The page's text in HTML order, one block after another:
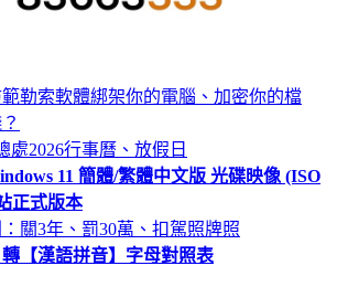
勒索軟體綁架你的電腦、加密你的檔
處2026行事曆、放假日
11 簡體/繁體中文版 光碟映像 (ISO
正式版本
關3年、罰30萬、扣駕照牌照
轉【漢語拼音】字母對照表